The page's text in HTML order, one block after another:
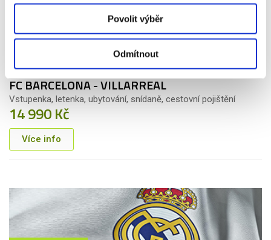
Povolit výběr
Odmítnout
20. 11. - 23. 11.
FC BARCELONA - VILLARREAL
Vstupenka, letenka, ubytování, snídaně, cestovní pojištění
14 990 Kč
Více info